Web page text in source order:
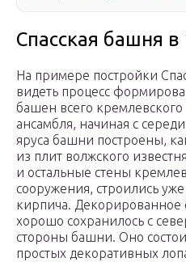
Спасская башня в
На примере постройки
видеть процесс
башен всего
ансамбля, начиная с
яруса башни построены,
из плит волжского
и остальные стены
сооружения, строились
кирпича.
хорошо сохранилось с
стороны башни. Оно
простых декоративных